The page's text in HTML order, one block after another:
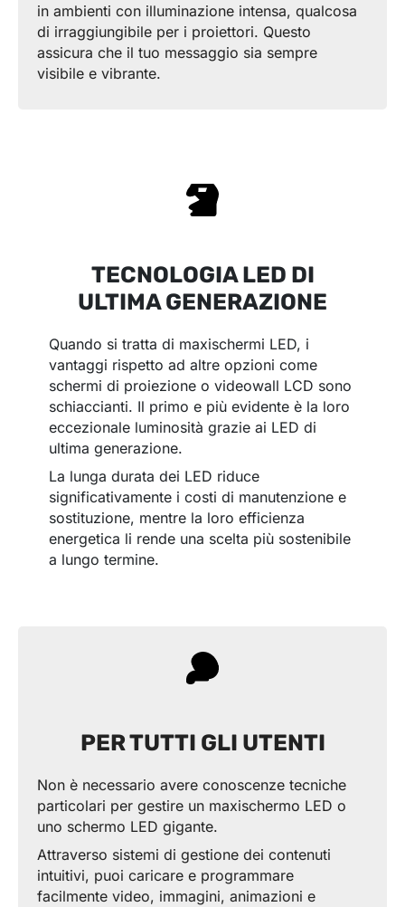
in ambienti con illuminazione intensa, qualcosa
di irraggiungibile per i proiettori. Questo
assicura che il tuo messaggio sia sempre
visibile e vibrante.
TECNOLOGIA LED DI
ULTIMA GENERAZIONE
Quando si tratta di maxischermi LED, i
vantaggi rispetto ad altre opzioni come
schermi di proiezione o videowall LCD sono
schiaccianti. Il primo e più evidente è la loro
eccezionale luminosità grazie ai LED di
ultima generazione.
La lunga durata dei LED riduce
significativamente i costi di manutenzione e
sostituzione, mentre la loro efficienza
energetica li rende una scelta più sostenibile
a lungo termine.
PER TUTTI GLI UTENTI
Non è necessario avere conoscenze tecniche
particolari per gestire un maxischermo LED o
uno schermo LED gigante.
Attraverso sistemi di gestione dei contenuti
intuitivi, puoi caricare e programmare
facilmente video, immagini, animazioni e